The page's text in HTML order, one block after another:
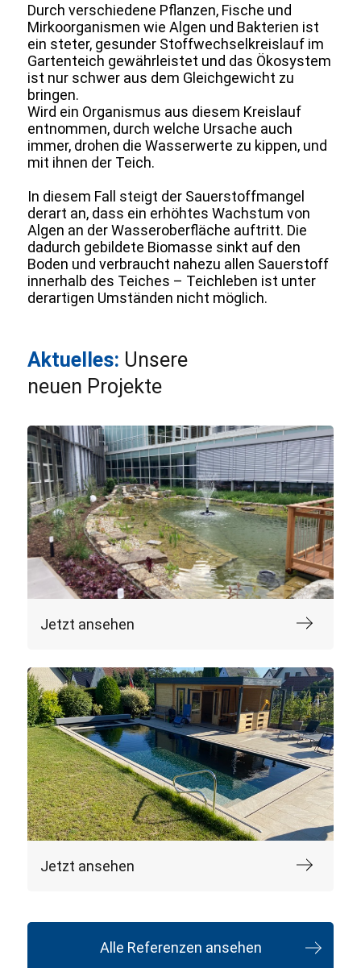
Durch verschiedene Pflanzen, Fische und
Mirkoorganismen wie Algen und Bakterien ist
ein steter, gesunder Stoffwechselkreislauf im
Gartenteich gewährleistet und das Ökosystem
ist nur schwer aus dem Gleichgewicht zu
bringen.
Wird ein Organismus aus diesem Kreislauf
entnommen, durch welche Ursache auch
immer, drohen die Wasserwerte zu kippen, und
mit ihnen der Teich.
In diesem Fall steigt der Sauerstoffmangel
derart an, dass ein erhöhtes Wachstum von
Algen an der Wasseroberfläche auftritt. Die
dadurch gebildete Biomasse sinkt auf den
Boden und verbraucht nahezu allen Sauerstoff
innerhalb des Teiches – Teichleben ist unter
derartigen Umständen nicht möglich.
Aktuelles: Unsere
neuen Projekte
Jetzt ansehen
Jetzt ansehen
Alle Referenzen ansehen